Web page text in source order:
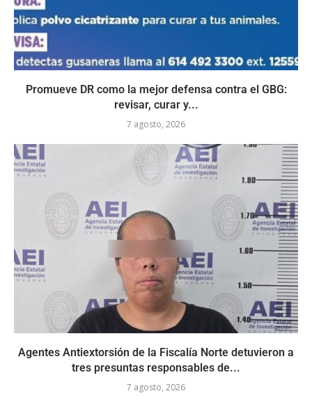
Promueve DR como la mejor defensa contra el GBG:
revisar, curar y...
7 agosto, 2026
Agentes Antiextorsión de la Fiscalía Norte detuvieron a
tres presuntas responsables de...
7 agosto, 2026